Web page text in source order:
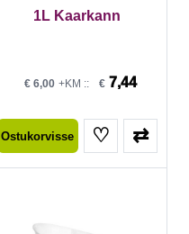
1L Kaarkann
€ 6,00 +KM :: € 7,44
Ostukorvisse ♡ ⇄